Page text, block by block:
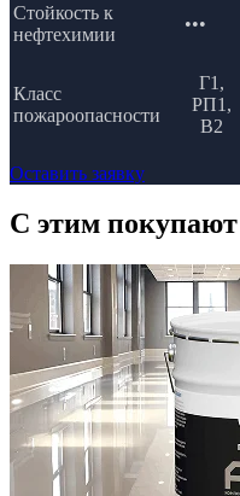
Стойкость к
нефтехимии
•••
Класс
пожароопасности
Г1,
РП1,
В2
Оставить заявку
C этим покупают